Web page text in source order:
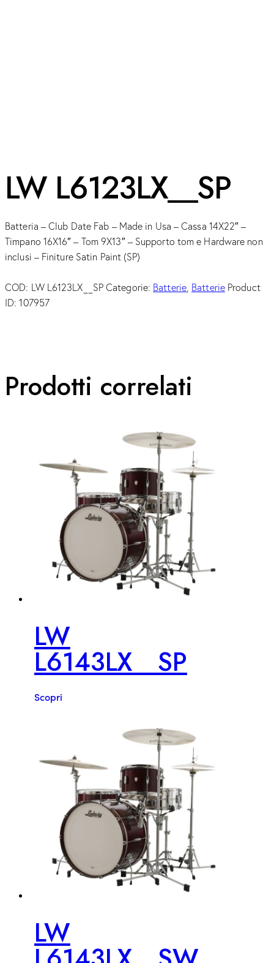
LW L6123LX__SP
Batteria – Club Date Fab – Made in Usa – Cassa 14X22″ –
Timpano 16X16″ – Tom 9X13″ – Supporto tom e Hardware non
inclusi – Finiture Satin Paint (SP)
COD: LW L6123LX__SP Categorie: Batterie, Batterie Product
ID:107957
Prodotti correlati
LW
L6143LX__SP
Scopri
LW